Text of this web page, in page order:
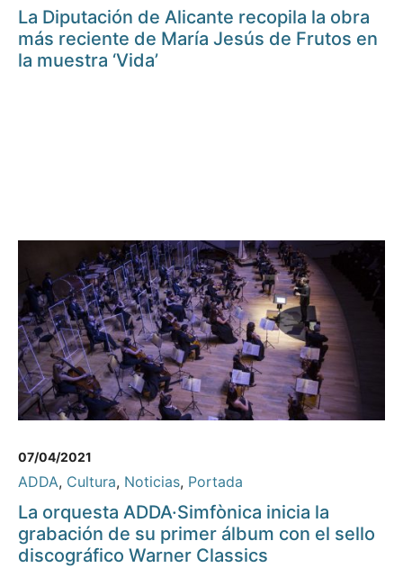
La Diputación de Alicante recopila la obra
más reciente de María Jesús de Frutos en
la muestra ‘Vida’
07/04/2021
ADDA, Cultura, Noticias, Portada
La orquesta ADDA·Simfònica inicia la
grabación de su primer álbum con el sello
discográfico Warner Classics